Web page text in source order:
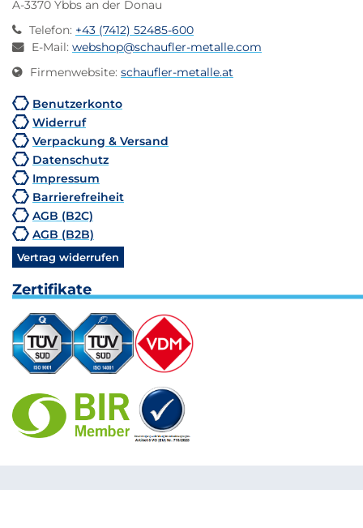
A-3370 Ybbs an der Donau
Telefon: +43 (7412) 52485-600
E-Mail: webshop@schaufler-metalle.com
Firmenwebsite: schaufler-metalle.at
Benutzerkonto
Widerruf
Verpackung & Versand
Datenschutz
Impressum
Barrierefreiheit
AGB (B2C)
AGB (B2B)
Vertrag widerrufen
Zertifikate